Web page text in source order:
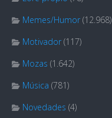
Memes/Humor (12.968)
Motivador (117)
Mozas (1.642)
Música (781)
Novedades (4)